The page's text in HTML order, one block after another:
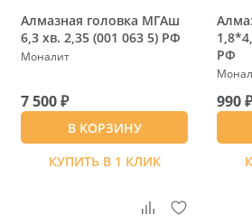
Алмазная головка МГАш
6,3 хв. 2,35 (001 063 5) РФ
Моналит
7 500 ₽
В КОРЗИНУ
КУПИТЬ В 1 КЛИК
РФ
990 ₽